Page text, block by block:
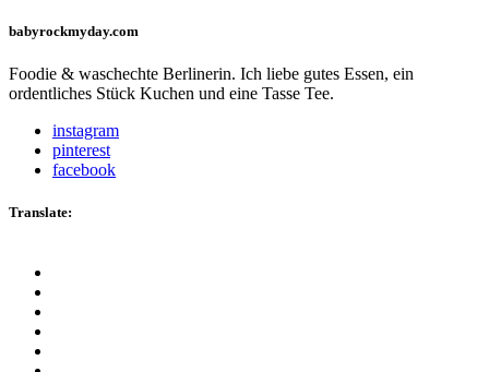
babyrockmyday.com
Foodie & waschechte Berlinerin. Ich liebe gutes Essen, ein
ordentliches Stück Kuchen und eine Tasse Tee.
instagram
pinterest
facebook
Translate: